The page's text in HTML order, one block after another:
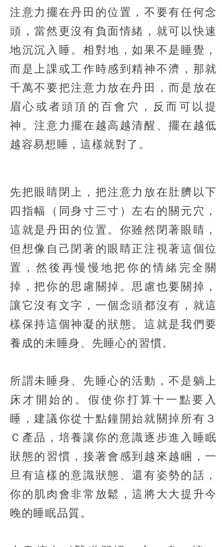
注意力擺在丹田的位置，不要有任何念
頭，當然更沒有負面情緒，就可以快速
地沉沉入睡。相對地，如果不是睡覺，
而是上課或工作時感到精神不濟，那就
千萬不要把注意力放在丹田，而是放在
眉心或者頭頂的百會穴，反而可以提
神。注意力擺在越高越清醒、擺在越低
越容易想睡，這樣就對了。
先把眼睛閉上，把注意力放在肚臍以下
四指幅（同身寸三寸）左右的關元穴，
這就是丹田的位置。你雖然閉著眼睛，
但想像自己閉著的眼睛正注視著這個位
置，然後再慢慢地把你的情緒完全關
掉，把你的思慮關掉。思慮也要關掉，
讓它沒有文字，一個念頭都沒有，就這
樣保持這個神凝的狀態。這就是我們要
養成的未睡身、先睡心的習慣。
所謂未睡身、先睡心的活動，不是躺上
床才開始的。假使你打算十一點要入
睡，建議你從十點鐘開始就關掉所有３
Ｃ產品，培養讓你的意識逐步進入睡眠
狀態的習慣，接著會感到越來越睏，一
旦有這樣的意識狀態、還有姿勢的話，
你的肌肉會非常放鬆，這將大大提升今
晚的睡眠品質。